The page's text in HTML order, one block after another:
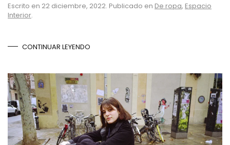
Escrito en 22 diciembre, 2022. Publicado en De ropa, Espacio
Interior.
CONTINUAR LEYENDO